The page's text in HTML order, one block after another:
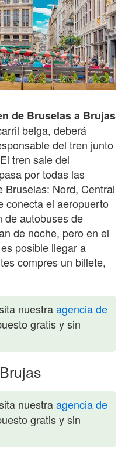
de Bruselas a Brujas
belga, deberá
del tren junto
tren sale del
por todas las
Bruselas: Nord, Central
conecta el aeropuerto
de autobuses de
de noche, pero en el
posible llegar a
compres un billete,
nuestraagencia de
gratis y sin
nuestraagencia de
gratis y sin